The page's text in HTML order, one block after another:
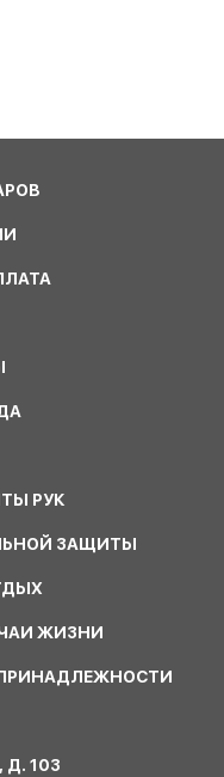
РУК
ЗАЩИТЫ
ЖИЗНИ
Д. 103